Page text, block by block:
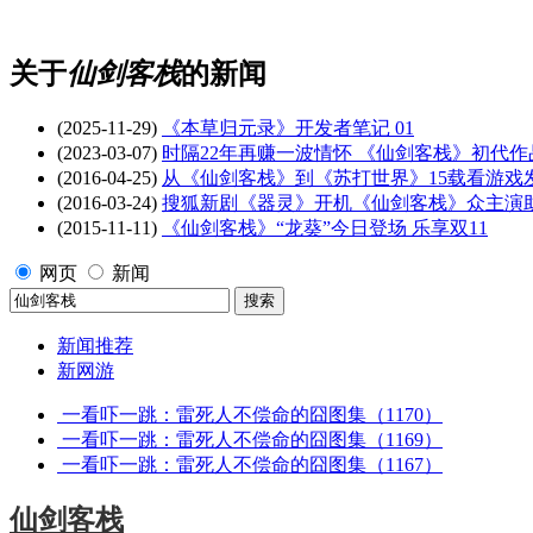
关于仙剑客栈的新闻
(2025-11-29)
《本草归元录》开发者笔记 01
(2023-03-07) 时隔22年再赚一波情怀 《仙剑客栈》初代作
(2016-04-25) 从《仙剑客栈》到《苏打世界》15载看游戏
(2016-03-24) 搜狐新剧《器灵》开机《仙剑客栈》众主演
(2015-11-11)
《仙剑客栈》“龙葵”今日登场 乐享双11
网页 新闻
新闻推荐
新网游
一看吓一跳：雷死人不偿命的囧图集（1170）
一看吓一跳：雷死人不偿命的囧图集（1169）
一看吓一跳：雷死人不偿命的囧图集（1167）
仙剑客栈